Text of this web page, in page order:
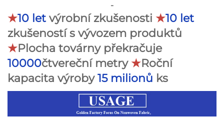
-
★10 let výrobní zkušenosti ★10 let
zkušeností s vývozem produktů
★Plocha továrny překračuje
10000čtvereční metry ★Roční
kapacita výroby15 milionů ks